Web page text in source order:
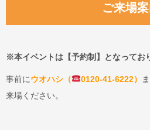
ご来場
※本イベントは【予約制】となってお
事前にウオハシ（ 0120-41-6222）
来場ください。